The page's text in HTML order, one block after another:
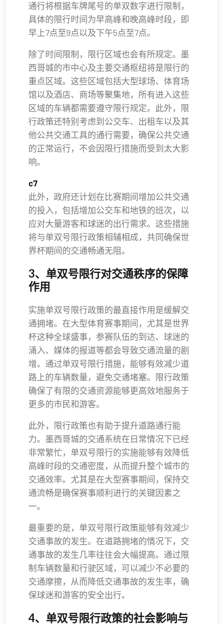
通行将根据车牌尾号的单双数字进行限制，
具体的限行时间为早高峰和晚高峰时段，即
早上7点至9点以及下午5点至7点。
除了时间限制，限行区域也会有所规定。墨
西哥城的市中心及主要交通枢纽将是限行的
重点区域。这些区域包括大型球场、体育场
馆以及酒店、商场等聚集地，所有进入这些
区域的车辆都需要遵守限行规定。此外，限
行政策还特别考虑到公交车、出租车以及其
他公共交通工具的通行需要，确保公共交通
的正常运行，不会因限行措施而受到太大影
响。
c7
此外，政府还计划在比赛期间增加公共交通
的投入，包括增加公交车和地铁的班次，以
应对大量游客和球迷的出行需求。这些措施
将与单双号限行政策相辅相成，共同确保世
界杯期间的交通畅通无阻。
3、单双号限行对交通秩序的保障
作用
实施单双号限行政策的最直接作用是缓解交
通拥堵。在大型体育赛事期间，尤其是世界
杯这种全球盛事，参赛队伍的到达、球迷的
涌入、媒体的报道等都会导致交通流量的剧
增。通过单双号限行措施，能够有效减少道
路上的车辆数量，避免交通堵塞。限行政策
确保了有限的交通资源能够更高效地服务于
更多的市民和游客。
此外，限行政策也有助于提升道路通行能
力。墨西哥城的交通系统在日常情况下已经
非常繁忙，单双号限行的实施能够有效降低
高峰时段的交通密度，从而提升整个城市的
交通效率。尤其是在大型赛事期间，保持交
通流畅是确保赛事顺利进行的关键因素之
一。
最重要的是，单双号限行政策能够有效减少
交通事故的发生。在道路拥堵的情况下，交
通事故的发生几率往往会大幅提高。通过限
制车辆数量和行驶区域，可以减少不必要的
交通摩擦，从而降低交通事故的发生率，确
保球迷和游客的安全出行。
4、单双号限行政策的社会影响与